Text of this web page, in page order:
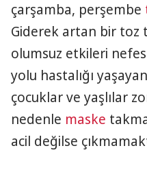
çarşamba, perşembe
Giderek artan bir toz
olumsuz etkileri
yolu hastalığı
çocuklar ve yaşlılar
nedenle maske
acil değilse